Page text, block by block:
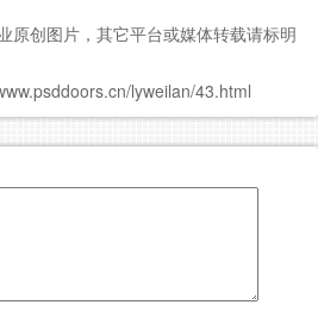
原创图片，其它平台或媒体转载请标明
lyweilan/43.html